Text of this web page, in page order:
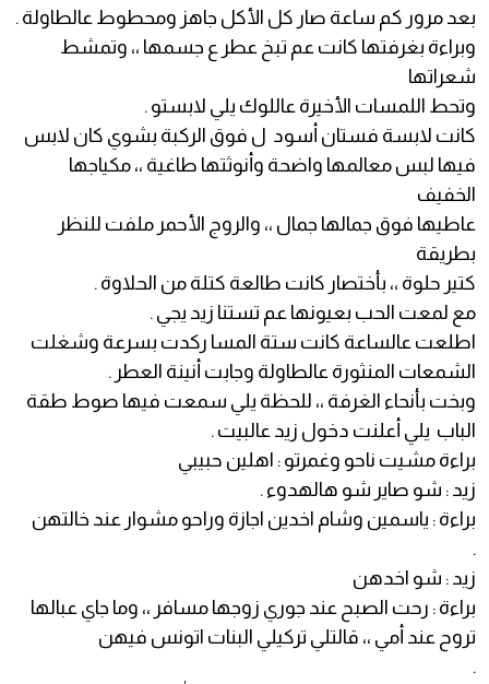
بعد مرور كم ساعة صار كل الأكل جاهز ومحطوط عالطاولة .
وبراءة بغرفتها كانت عم تبخ عطر ع جسمها ،، وتمشط
شعراتها
وتحط اللمسات الأخيرة عاللوك يلي لابستو .
كانت لابسة فستان أسود ل فوق الركبة بشوي كان لابس
فيها لبس معالمها واضحة وأنوثتها طاغية ،، مكياجها
الخفيف
عاطيها فوق جمالها جمال ،، والروج الأحمر ملفت للنظر
بطريقة
كتير حلوة ،، بأختصار كانت طالعة كتلة من الحلاوة .
مع لمعت الحب بعيونها عم تستنا زيد يجي .
اطلعت عالساعة كانت ستة المسا ركدت بسرعة وشغلت
الشمعات المنثورة عالطاولة وجابت أنينة العطر .
وبخت بأنحاء الغرفة ،، للحظة يلي سمعت فيها صوط طقة
الباب يلي أعلنت دخول زيد عالبيت .
براءة مشيت ناحو وغمرتو : اهلين حبيبي
زيد : شو صاير شو هالهدوء .
براءة : ياسمين وشام اخدين اجازة وراحو مشوار عند خالتهن
.
زيد : شو اخدهن
براءة : رحت الصبح عند جوري زوجها مسافر ،، وما جاي عبالها
تروح عند أمي ،، قالتلي تركيلي البنات اتونس فيهن
.